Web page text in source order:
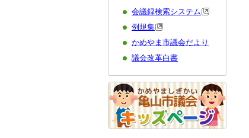
会議録検索システム
例規集
かめやま市議会だより
議会改革白書